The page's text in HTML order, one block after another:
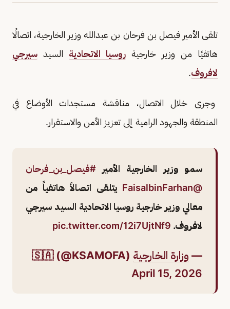
تلقى الأمير فيصل بن فرحان بن عبدالله وزير الخارجية، اتصالًا
هاتفيًا من وزير خارجية روسيا الاتحادية السيد سيرجي
لافروف.
وجرى خلال الاتصال، مناقشة مستجدات الأوضاع في
المنطقة والجهود الرامية إلى تعزيز الأمن والاستقرار.
سمو وزير الخارجية الأمير #فيصل_بن_فرحان
@FaisalbinFarhan
يتلقى اتصالاً هاتفياً من
معالي وزير خارجية روسيا الاتحادية السيد سيرجي
لافروف. pic.twitter.com/12i7UjtNf9
— وزارة الخارجية
April 15, 2026